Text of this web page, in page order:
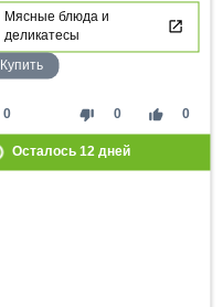
Мясные блюда и
деликатесы
Купить
thumb_down 0 thumb_up 0
0
Осталось 12дней